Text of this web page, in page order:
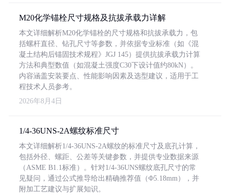
M20化学锚栓尺寸规格及抗拔承载力详解
本文详细解析M20化学锚栓的尺寸规格和抗拔承载力，包
括螺杆直径、钻孔尺寸等参数，并依据专业标准（如《混
凝土结构后锚固技术规程》JGJ 145）提供抗拔承载力计算
方法和典型数值（如混凝土强度C30下设计值约80kN）。
内容涵盖安装要点、性能影响因素及选型建议，适用于工
程技术人员参考。
2026年8月4日
1/4-36UNS-2A螺纹标准尺寸
本文详细解析1/4-36UNS-2A螺纹的标准尺寸及底孔计算，
包括外径、螺距、公差等关键参数，并提供专业数据来源
（ASME B1.1标准）。针对1/4-36UNS螺纹底孔尺寸的常
见疑问，通过公式推导给出精确推荐值（Φ5.18mm），并
附加工艺建议与扩展知识。